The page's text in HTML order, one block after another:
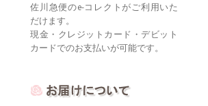
佐川急便のe-コレクトがご利用いた
だけます。
現金・クレジットカード・デビット
カードでのお支払いが可能です。